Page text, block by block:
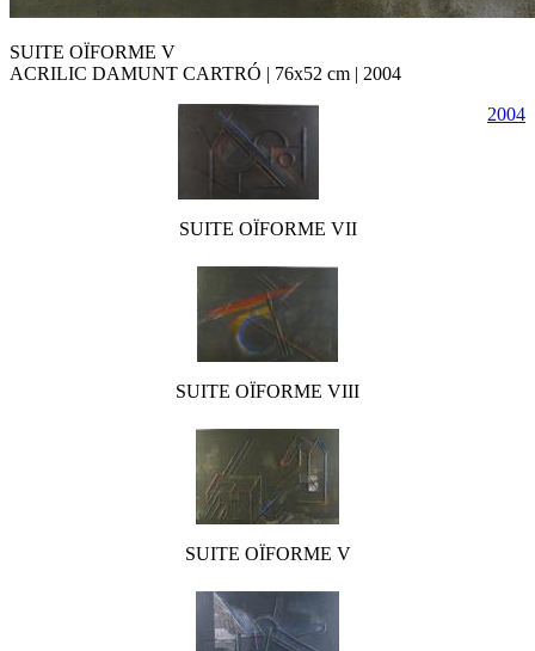
SUITE OÏFORME V
ACRILIC DAMUNT CARTRÓ | 76x52 cm | 2004
2004
SUITE OÏFORME VII
SUITE OÏFORME VIII
SUITE OÏFORME V